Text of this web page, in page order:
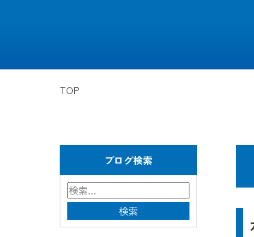
TOP
ブログ検索